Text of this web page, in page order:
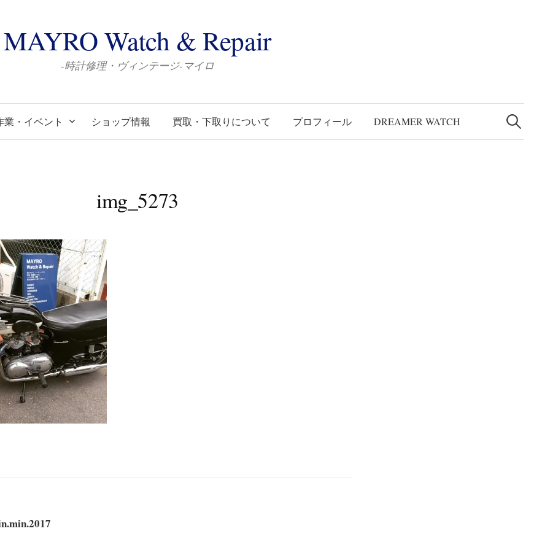
MAYRO Watch & Repair
-時計修理・ヴィンテージ-マイロ
業・イベント ショップ情報 買取・下取りについて プロフィール DREAMER WATCH
検
索:
img_5273